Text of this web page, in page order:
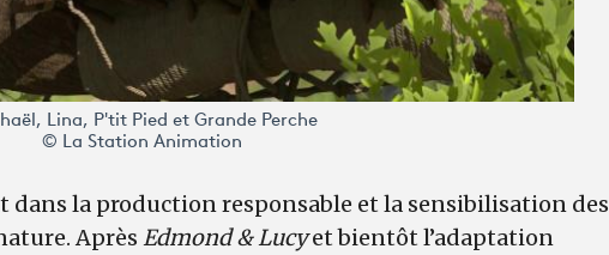
Lina, P'tit Pied et Grande Perche
© La Station Animation
la production responsable et la sensibilisation des
Après Edmond & Lucyet bientôt l’adaptation